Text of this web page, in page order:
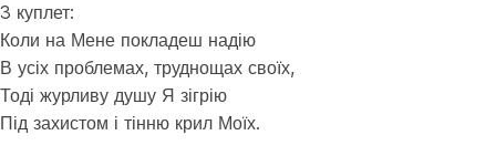
3 куплет:
Коли на Мене покладеш надію
В усіх проблемах, труднощах своїх,
Тоді журливу душу Я зігрію
Під захистом і тінню крил Моїх.